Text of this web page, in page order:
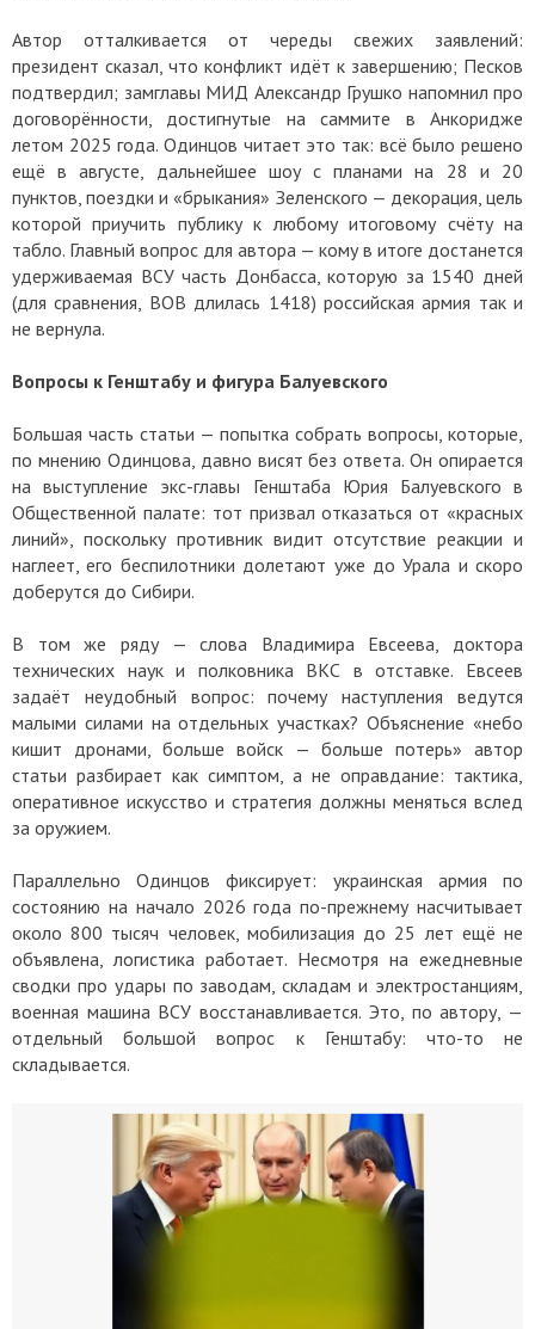
Автор отталкивается от череды свежих заявлений:
президент сказал, что конфликт идёт к завершению; Песков
подтвердил; замглавы МИД Александр Грушко напомнил про
договорённости, достигнутые на саммите в Анкоридже
летом 2025 года. Одинцов читает это так: всё было решено
ещё в августе, дальнейшее шоу с планами на 28 и 20
пунктов, поездки и «брыкания» Зеленского — декорация, цель
которой приучить публику к любому итоговому счёту на
табло. Главный вопрос для автора — кому в итоге достанется
удерживаемая ВСУ часть Донбасса, которую за 1540 дней
(для сравнения, ВОВ длилась 1418) российская армия так и
не вернула.
Вопросы к Генштабу и фигура Балуевского
Большая часть статьи — попытка собрать вопросы, которые,
по мнению Одинцова, давно висят без ответа. Он опирается
на выступление экс-главы Генштаба Юрия Балуевского в
Общественной палате: тот призвал отказаться от «красных
линий», поскольку противник видит отсутствие реакции и
наглеет, его беспилотники долетают уже до Урала и скоро
доберутся до Сибири.
В том же ряду — слова Владимира Евсеева, доктора
технических наук и полковника ВКС в отставке. Евсеев
задаёт неудобный вопрос: почему наступления ведутся
малыми силами на отдельных участках? Объяснение «небо
кишит дронами, больше войск — больше потерь» автор
статьи разбирает как симптом, а не оправдание: тактика,
оперативное искусство и стратегия должны меняться вслед
за оружием.
Параллельно Одинцов фиксирует: украинская армия по
состоянию на начало 2026 года по-прежнему насчитывает
около 800 тысяч человек, мобилизация до 25 лет ещё не
объявлена, логистика работает. Несмотря на ежедневные
сводки про удары по заводам, складам и электростанциям,
военная машина ВСУ восстанавливается. Это, по автору, —
отдельный большой вопрос к Генштабу: что-то не
складывается.